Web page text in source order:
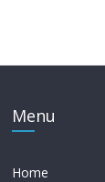
Menu
Home